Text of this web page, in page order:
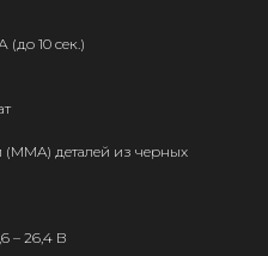
10 сек.)
деталей из черных
– 26,4 В